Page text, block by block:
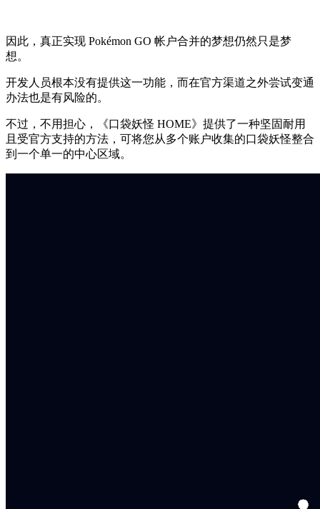
因此，真正实现 Pokémon GO 帐户合并的梦想仍然只是梦
想。
开发人员根本没有提供这一功能，而在官方渠道之外尝试变通
办法也是有风险的。
不过，不用担心，《口袋妖怪 HOME》提供了一种坚固耐用
且受官方支持的方法，可将您从多个账户收集的口袋妖怪整合
到一个单一的中心区域。